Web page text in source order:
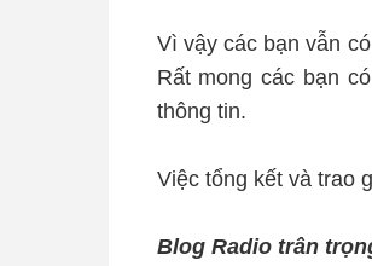
Vì vậy các bạn vẫn
Rất mong các bạn
thông tin.
Việc tổng kết và trao
Blog Radio trân